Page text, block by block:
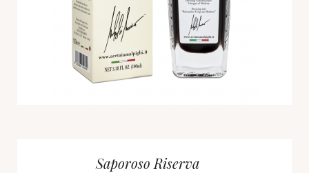
Saporoso Riserva